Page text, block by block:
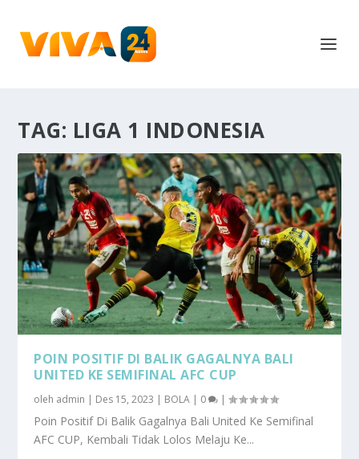
TAG: LIGA 1 INDONESIA
POIN POSITIF DI BALIK GAGALNYA BALI
UNITED KE SEMIFINAL AFC CUP
oleh admin | Des 15, 2023 | BOLA | 0 |
Poin Positif Di Balik Gagalnya Bali United Ke Semifinal
AFC CUP, Kembali Tidak Lolos Melaju Ke...